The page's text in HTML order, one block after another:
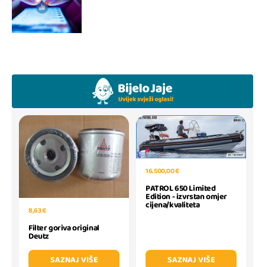
8,63 €
Filter goriva original
Deutz
SAZNAJ VIŠE
16.500,00 €
PATROL 650 Limited
Edition - izvrstan omjer
cijena/kvaliteta
SAZNAJ VIŠE